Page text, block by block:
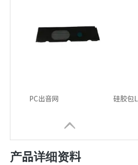
PC出音网 硅胶包
产品详细资料